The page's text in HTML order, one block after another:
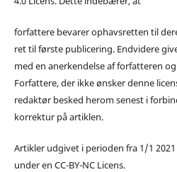
forfattere bevarer ophavsretten til
ret til første publicering. Endvidere
med en anerkendelse af forfatteren
Forfattere, der ikke ønsker denne
redaktør besked herom senest i
korrektur på artiklen.
Artikler udgivet i perioden fra 1/1
under en CC-BY-NC Licens.